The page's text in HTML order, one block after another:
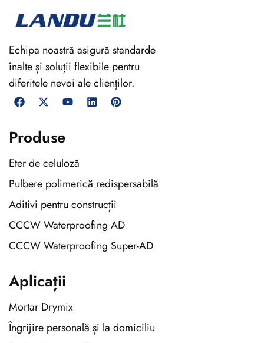
Echipa noastră asigură standarde
înalte și soluții flexibile pentru
diferitele nevoi ale clienților.
Produse
Eter de celuloză
Pulbere polimerică redispersabilă
Aditivi pentru construcții
CCCW Waterproofing AD
CCCW Waterproofing Super-AD
Aplicații
Mortar Drymix
Îngrijire personală și la domiciliu